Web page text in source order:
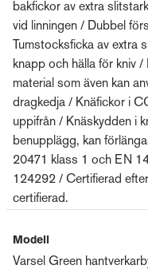
bakfickor av extra
vid linningen / Dubbel
Tumstocksficka av extra
knapp och hälla för kniv
material som även kan
dragkedja / Knäfickor i
uppifrån / Knäskydden i
benupplägg, kan
20471 klass 1 och EN
124292 / Certifierad
certifierad.
Modell
Varsel Green